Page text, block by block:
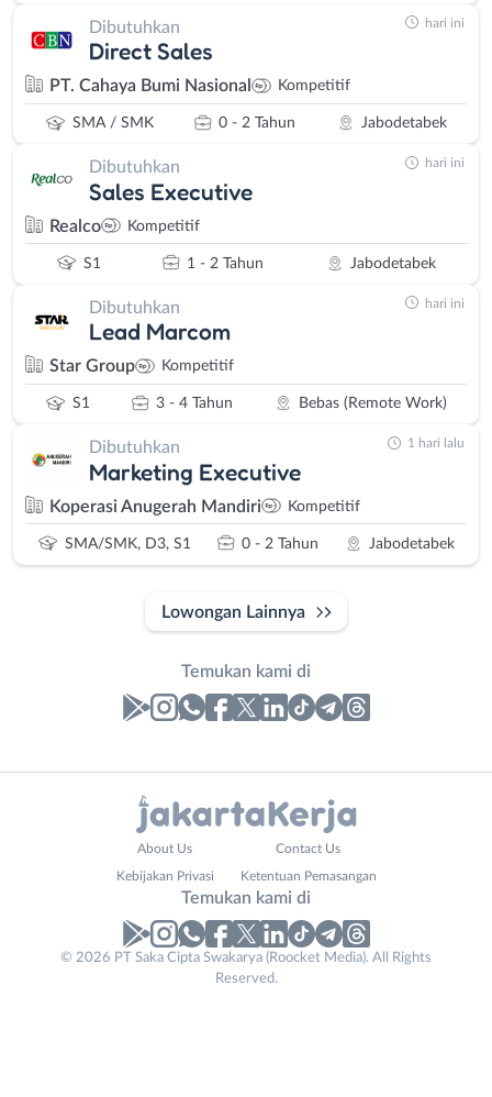
Dibutuhkan
Direct Sales
PT. Cahaya Bumi Nasional Kompetitif
SMA / SMK 0 - 2 Tahun Jabodetabek
hari ini
Dibutuhkan
Sales Executive
Realco Kompetitif
S1 1 - 2 Tahun Jabodetabek
hari ini
Dibutuhkan
Lead Marcom
Star Group Kompetitif
S1 3 - 4 Tahun Bebas (Remote Work)
hari ini
Dibutuhkan
Marketing Executive
Koperasi Anugerah Mandiri Kompetitif
SMA/SMK, D3, S1 0 - 2 Tahun Jabodetabek
1 hari lalu
Lowongan Lainnya
Temukan kami di
No. Telp /
About Us Contact Us
Kebijakan Privasi Ketentuan Pemasangan
Temukan kami di
© 2026 PT Saka Cipta Swakarya (Roocket Media). All Rights
Reserved.